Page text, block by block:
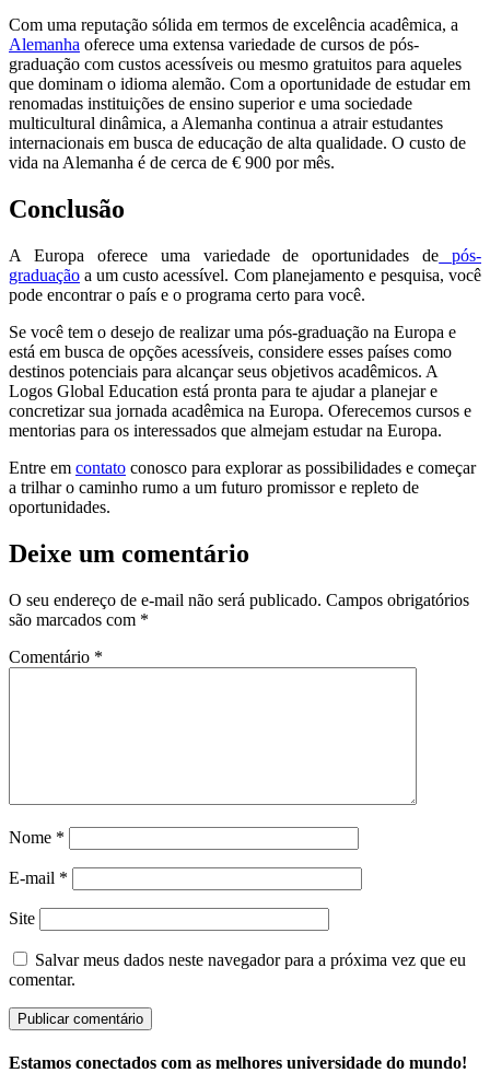
Com uma reputação sólida em termos de excelência acadêmica, a
Alemanha oferece uma extensa variedade de cursos de pós-
graduação com custos acessíveis ou mesmo gratuitos para aqueles
que dominam o idioma alemão. Com a oportunidade de estudar em
renomadas instituições de ensino superior e uma sociedade
multicultural dinâmica, a Alemanha continua a atrair estudantes
internacionais em busca de educação de alta qualidade. O custo de
vida na Alemanha é de cerca de € 900 por mês.
Conclusão
A Europa oferece uma variedade de oportunidades de pós-
graduação a um custo acessível. Com planejamento e pesquisa, você
pode encontrar o país e o programa certo para você.
Se você tem o desejo de realizar uma pós-graduação na Europa e
está em busca de opções acessíveis, considere esses países como
destinos potenciais para alcançar seus objetivos acadêmicos. A
Logos Global Education está pronta para te ajudar a planejar e
concretizar sua jornada acadêmica na Europa. Oferecemos cursos e
mentorias para os interessados que almejam estudar na Europa.
Entre em contato conosco para explorar as possibilidades e começar
a trilhar o caminho rumo a um futuro promissor e repleto de
oportunidades.
Deixe um comentário
O seu endereço de e-mail não será publicado. Campos obrigatórios
são marcados com *
Comentário *
Nome *
E-mail *
Site
Salvar meus dados neste navegador para a próxima vez que eu
comentar.
Estamos conectados com as melhores universidade do mundo!